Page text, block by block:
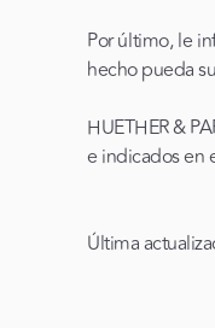
Por último, le
hecho pueda
HUETHER &
e indicados en
Última